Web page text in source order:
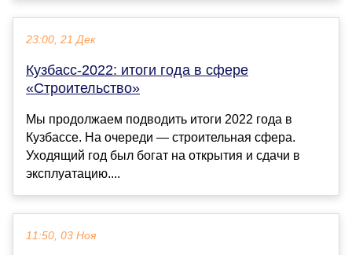
23:00, 21 Дек
Кузбасс-2022: итоги года в сфере
«Строительство»
Мы продолжаем подводить итоги 2022 года в
Кузбассе. На очереди — строительная сфера.
Уходящий год был богат на открытия и сдачи в
эксплуатацию....
11:50, 03 Ноя